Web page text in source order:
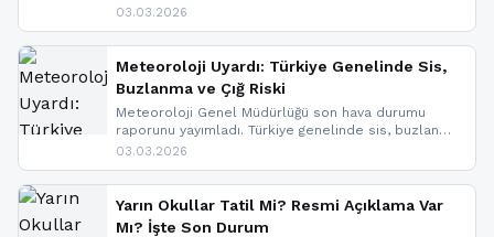
oluyor. Birçok il için kar yağışı ve buzlanma uyarısı
03.03.2026
Meteoroloji Uyardı: Türkiye Genelinde Sis,
Buzlanma ve Çığ Riski
Meteoroloji Genel Müdürlüğü son hava durumu
raporunu yayımladı. Türkiye genelinde sis, buzlanma
ve don beklenirken Doğu Anadolu ve Doğu
yapıldı. İşte son dakika meteoroloji gelişmeleri.
03.03.2026
Yarın Okullar Tatil Mi? Resmi Açıklama Var
Mı? İşte Son Durum